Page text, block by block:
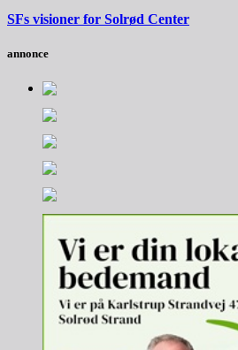
SFs visioner for Solrød Center
annonce